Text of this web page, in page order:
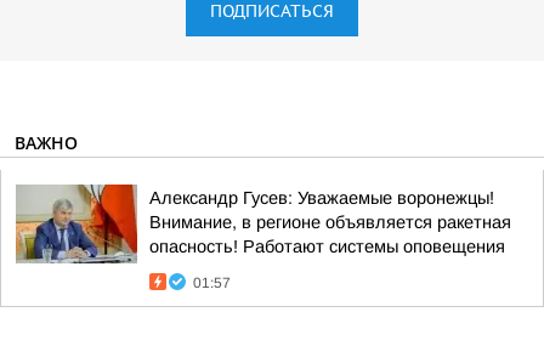
ПОДПИСАТЬСЯ
ВАЖНО
Александр Гусев: Уважаемые воронежцы!
Внимание, в регионе объявляется ракетная
опасность! Работают системы оповещения
01:57